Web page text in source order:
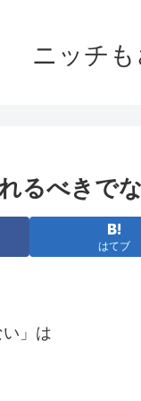
ニッチ
るべきで
はてブ
」は